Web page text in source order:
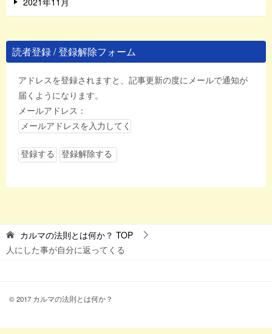
読者登録 / 登録解除フォーム
アドレスを登録されますと、記事更新の度にメールで通知が
届くようになります。
メールアドレス：
カルマの法則とは何か？ TOP
人にした事が自分に返ってくる
© 2017 カルマの法則とは何か？